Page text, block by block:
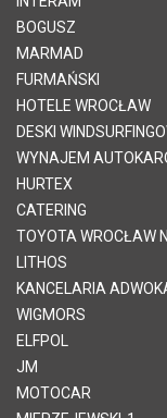
BOGUSZ
MARMAD
FURMAŃSKI
HOTELE WROCŁAW
DESKI
WYNAJEM
HURTEX
CATERING
TOYOTA WROCŁAW
LITHOS
KANCELARIA
WIGMORS
ELFPOL
JM
MOTOCAR